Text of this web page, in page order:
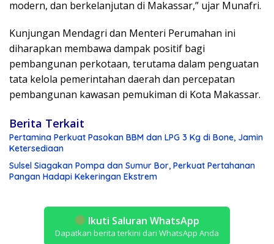
modern, dan berkelanjutan di Makassar,” ujar Munafri.
Kunjungan Mendagri dan Menteri Perumahan ini
diharapkan membawa dampak positif bagi
pembangunan perkotaan, terutama dalam penguatan
tata kelola pemerintahan daerah dan percepatan
pembangunan kawasan pemukiman di Kota Makassar.
Berita Terkait
Pertamina Perkuat Pasokan BBM dan LPG 3 Kg di Bone, Jamin
Ketersediaan
Sulsel Siagakan Pompa dan Sumur Bor, Perkuat Pertahanan
Pangan Hadapi Kekeringan Ekstrem
Ikuti Saluran WhatsApp
Dapatkan berita terkini dari WhatsApp Anda